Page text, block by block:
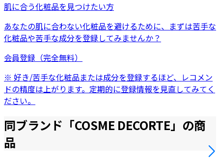
肌に合う化粧品を見つけたい方
あなたの肌に合わない化粧品を避けるために、まずは苦手な
化粧品や苦手な成分を登録してみませんか？
会員登録（完全無料）
※ 好き/苦手な化粧品または成分を登録するほど、レコメン
ドの精度は上がります。定期的に登録情報を見直してみてく
ださい。
同ブランド「COSME DECORTE」の商
品